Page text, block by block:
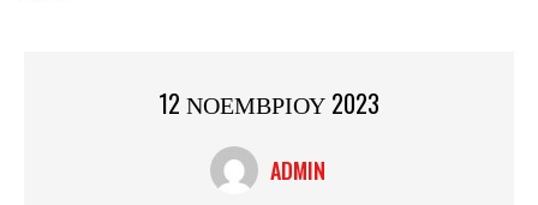
12 ΝΟΕΜΒΡΙΟΥ 2023
ADMIN